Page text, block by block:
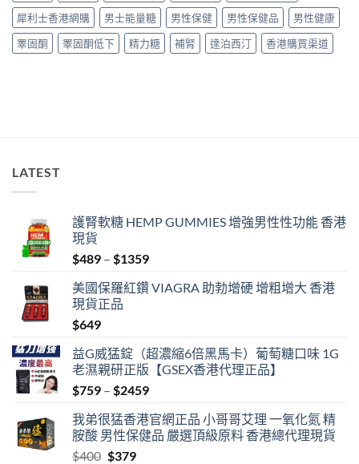
學〉
中
驗
與
安
犀利士香港網購
男士能量糖 男性保健 男性保健品
男性健康
睪固酮
睪固酮低下 精力糖 補腎 達泊西汀 香港購買渠道
LATEST
護腎軟糖 HEMP GUMMIES 增強男性性功能 香港
現貨
$489 – $1359Price
$489
美國保羅紅鑽 VIAGRA 助勃增硬 增粗增大 香港
現貨正品
$649
益G威猛錠（超濃縮6倍黑馬卡）葡萄糖口味 1G
老濕親研正版【GSEX香港代理正品】
$759 – $2459Price
$759
through
我弟很猛香港官網正品 小哥哥艾理 一氧化氮 精
胺酸 男性保健品 嚴選頂級原料 香港總代理現貨
$400 Original
$379Current